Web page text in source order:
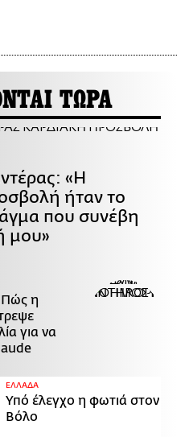
ΤΩΡΑ
«Η
ήταν το
που συνέβη
μου»
Πώς η
για να
ΕΛΛΑΔΑ
Υπό έλεγχο η φωτιά στον
Βόλο